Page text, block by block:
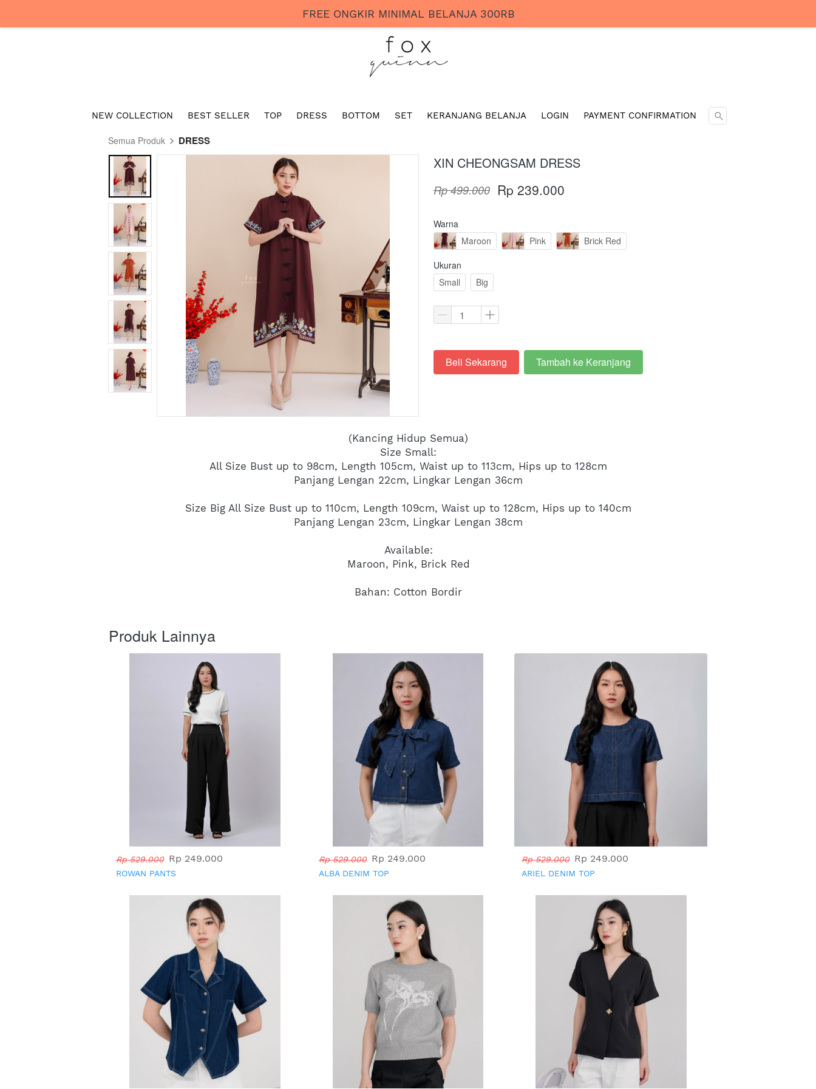
NEW COLLECTION BEST SELLER TOP DRESS BOTTOM SET KERANJANG BELANJA LOGIN PAYMENT CONFIRMATION
Semua Produk DRESS
XIN CHEONGSAM DRESS
Rp 499.000 Rp 239.000
Warna
Maroon
Pink
Brick Red
Ukuran
Small
Big
`Beli Sekarang `
Tambah ke Keranjang
(Kancing Hidup Semua)
Size Small:
All Size Bust up to 98cm, Length 105cm, Waist up to 113cm, Hips up to 128cm
Panjang Lengan 22cm, Lingkar Lengan 36cm
Size Big All Size Bust up to 110cm, Length 109cm, Waist up to 128cm, Hips up to 140cm
Panjang Lengan 23cm, Lingkar Lengan 38cm
Available:
Maroon, Pink, Brick Red
Bahan: Cotton Bordir
Produk Lainnya
Rp 529.000 Rp 249.000
ROWAN PANTS
Rp 529.000 Rp 249.000
ALBA DENIM TOP
Rp 529.000 Rp 249.000
ARIEL DENIM TOP
FREE ONGKIR MINIMAL BELANJA 300RB